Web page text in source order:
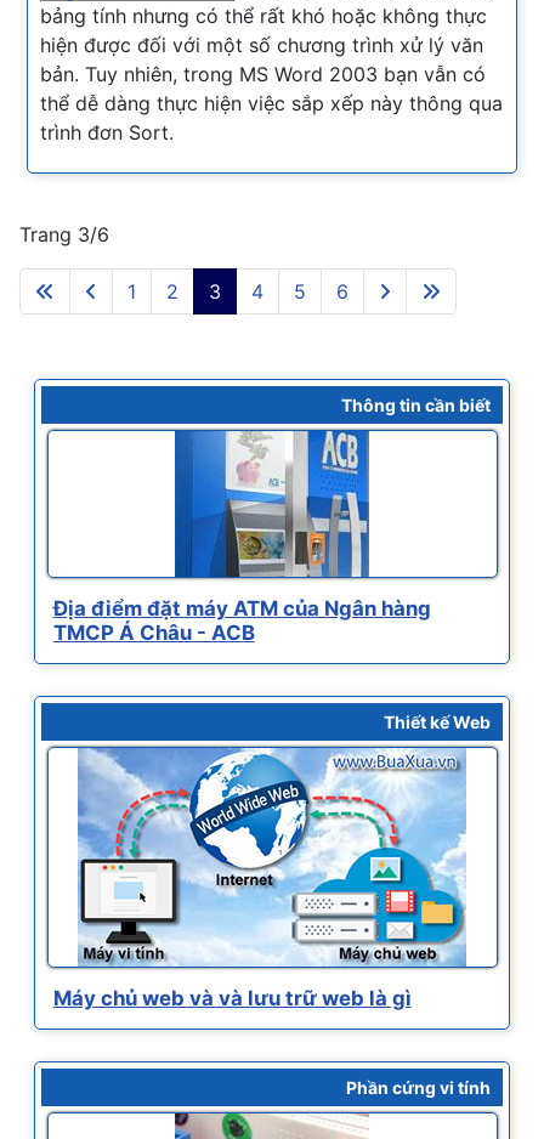
bảng tính nhưng có thể rất khó hoặc không thực
hiện được đối với một số chương trình xử lý văn
bản. Tuy nhiên, trong MS Word 2003 bạn vẫn có
thể dễ dàng thực hiện việc sắp xếp này thông qua
trình đơn Sort.
Trang 3/6
1 2 3 4 5 6
Thông tin cần biết
Địa điểm đặt máy ATM của Ngân hàng
TMCP Á Châu - ACB
Thiết kế Web
Máy chủ web và và lưu trữ web là gì
Phần cứng vi tính